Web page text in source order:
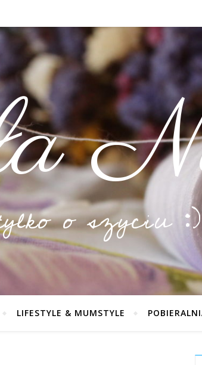
o szyciu :)
LIFESTYLE & MUMSTYLE